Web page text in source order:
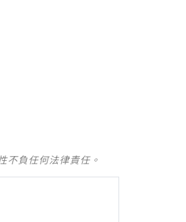
不負任何法律責任。